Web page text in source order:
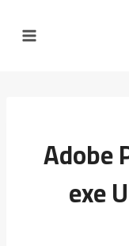
Adobe
exe